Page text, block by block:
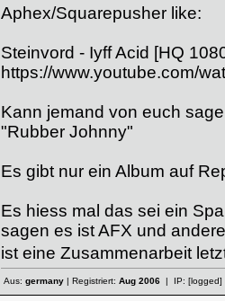
Aphex/Squarepusher like:
Steinvord - Iyff Acid [HQ
https://www.youtube.com/
Kann jemand von euch
"Rubber Johnny"
Es gibt nur ein Album auf
Es hiess mal das sei ein
sagen es ist AFX und
ist eine Zusammenarbeit
Aus: germany| Registriert: Aug 2006| IP: [logged]